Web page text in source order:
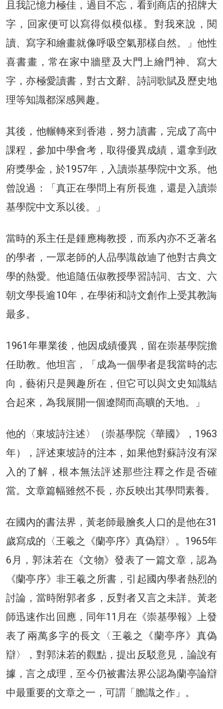
且我記憶力極佳，過目不忘，看到商店的招牌大
字，回家便可以寫得似模似樣。對我來說，閱
讀、寫字和繪畫就像呼吸空氣那樣自然。」他性
喜書畫，常在家中牆壁及大門上繪門神、寫大
字，亦極愛讀書，對古文辭、詩詞歌賦及歷史地
理等知識都深感興趣。
其後，他輾轉來到香港，努力讀書，完成了高中
課程，參加中學會考，取得優異成績，還拿到政
府獎學金，於1957年，入讀崇基學院中文系。他
曾說過：「真正在學問上有所長進，還是入讀崇
基學院中文系以後。」
當時的系主任是鍾應梅教授，而系內亦不乏著名
的學者，一眾老師的人品學識啟迪了他對古典文
學的熱愛。他追隨伍俶教授學習詩詞、古文、六
朝文學長逾10年，在學術和詩文創作上受其教誨
最多。
1961年畢業後，他因成績優異，留在崇基學院擔
任助教。他坦言，「成為一個學者是我當時的志
向，藝術只是興趣所在，但它可以與文史知識結
合起來，為我展開一個遼闊而高曠的天地。」
他的〈東坡詩注述〉（崇基學院《華國》，1963
年），評述東坡詩的注本，如果他對蘇詩沒有深
入的了解，根本無法評述那些注釋之作是否確
當。文章篇幅雖然不長，亦反映出其學問素養。
在國內的書法界，黃老師最膾炙人口的是他在31
歲寫成的〈王羲之《蘭亭序》真偽辯〉。1965年
6月，郭沫若在《文物》發表了一篇文章，認為
《蘭亭序》非王羲之所書，引起國內學者熱烈的
討論，當時附郭者多，反對者又言之未詳。黃老
師迅速作出回應，同年11月在《崇基學報》上發
表了兩萬多字的長文〈王羲之《蘭亭序》真偽
辯〉，對郭沫若的觀點，提出反駁意見，論說有
據，言之成理，至今仍被書法界公認為蘭亭論辯
中最重要的文章之一，可謂「膽識之作」。